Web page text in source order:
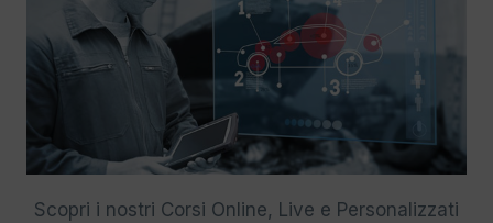
Scopri i nostri Corsi Online, Live e Personalizzati